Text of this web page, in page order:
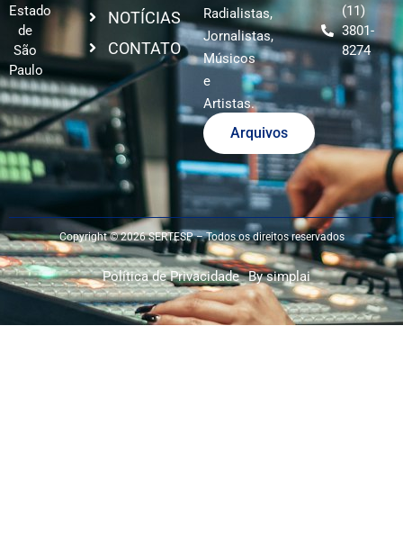
Estado
de
São
Paulo
NOTÍCIAS
CONTATO
Radialistas,
Jornalistas,
Músicos
e
Artistas.
Arquivos
(11)
3801-
8274
Copyright © 2026 SERTESP – Todos os direitos reservados
Política de Privacidade By simplai